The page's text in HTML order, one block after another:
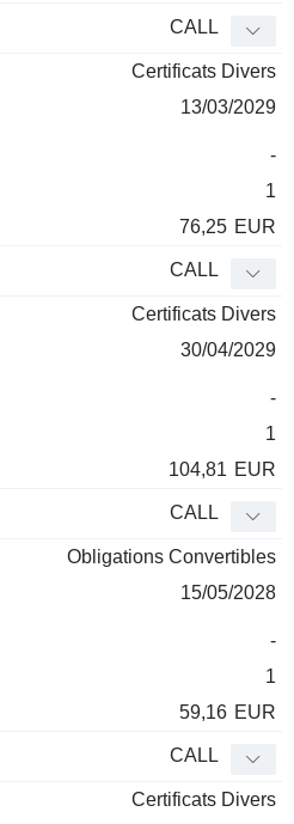
CALL
Certificats Divers
13/03/2029
-
1
76,25 EUR
CALL
Certificats Divers
30/04/2029
-
1
104,81 EUR
CALL
Obligations Convertibles
15/05/2028
-
1
59,16 EUR
CALL
Certificats Divers